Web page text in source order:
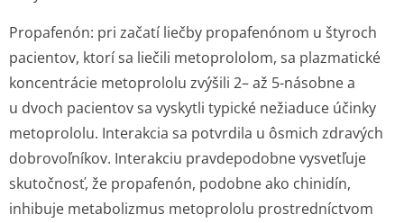
Propafenón: pri začatí liečby propafenónom u štyroch
pacientov, ktorí sa liečili metoprololom, sa plazmatické
koncentrácie metoprololu zvýšili 2– až 5-násobne a
u dvoch pacientov sa vyskytli typické nežiaduce účinky
metoprololu. Interakcia sa potvrdila u ôsmich zdravých
dobrovoľníkov. Interakciu pravdepodobne vysvetľuje
skutočnosť, že propafenón, podobne ako chinidín,
inhibuje metabolizmus metoprololu prostredníctvom